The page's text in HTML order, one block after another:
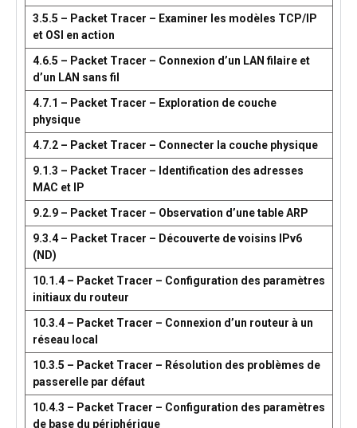
3.5.5 – Packet Tracer – Examiner les modèles TCP/IP
et OSI en action
4.6.5 – Packet Tracer – Connexion d’un LAN filaire et
d’un LAN sans fil
4.7.1 – Packet Tracer – Exploration de couche
physique
4.7.2 – Packet Tracer – Connecter la couche physique
9.1.3 – Packet Tracer – Identification des adresses
MAC et IP
9.2.9 – Packet Tracer – Observation d’une table ARP
9.3.4 – Packet Tracer – Découverte de voisins IPv6
(ND)
10.1.4 – Packet Tracer – Configuration des paramètres
initiaux du routeur
10.3.4 – Packet Tracer – Connexion d’un routeur à un
réseau local
10.3.5 – Packet Tracer – Résolution des problèmes de
passerelle par défaut
10.4.3 – Packet Tracer – Configuration des paramètres
de base du périphérique